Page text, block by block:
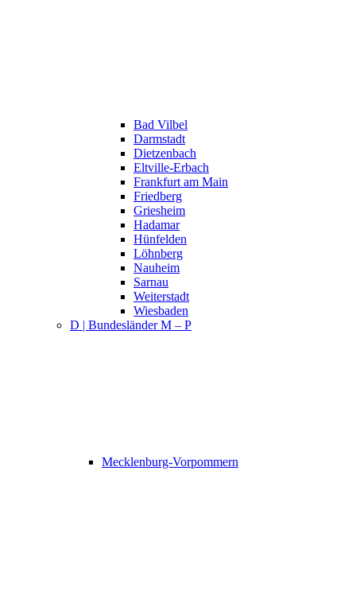
Bad Vilbel
Darmstadt
Dietzenbach
Eltville-Erbach
Frankfurt am Main
Friedberg
Griesheim
Hadamar
Hünfelden
Löhnberg
Nauheim
Sarnau
Weiterstadt
Wiesbaden
D | Bundesländer M – P
Mecklenburg-Vorpommern